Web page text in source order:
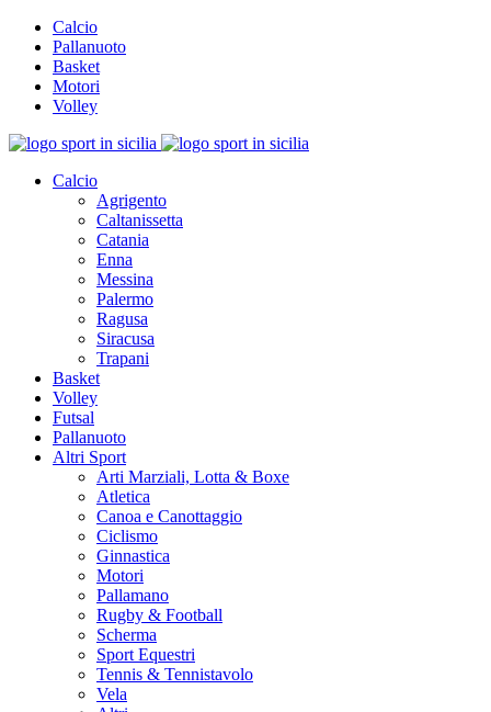
Calcio
Pallanuoto
Basket
Motori
Volley
Calcio
Agrigento
Caltanissetta
Catania
Enna
Messina
Palermo
Ragusa
Siracusa
Trapani
Basket
Volley
Futsal
Pallanuoto
Altri Sport
Arti Marziali, Lotta & Boxe
Atletica
Canoa e Canottaggio
Ciclismo
Ginnastica
Motori
Pallamano
Rugby & Football
Scherma
Sport Equestri
Tennis & Tennistavolo
Vela